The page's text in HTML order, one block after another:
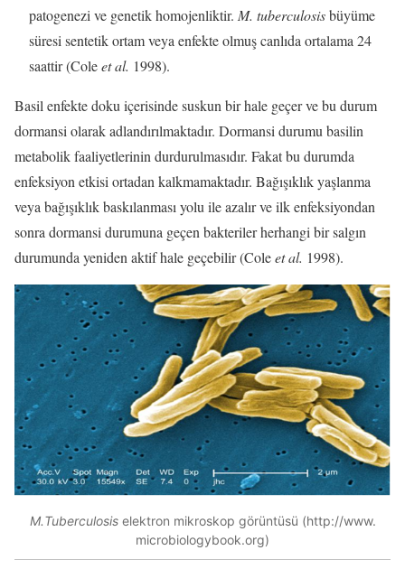
patogenezi ve genetik homojenliktir. M. tuberculosisbüyüme
süresi sentetik ortam veya enfekte olmuş canlıda ortalama 24
saattir (Coleet al. 1998).
Basil enfekte doku içerisinde suskun bir hale geçer ve bu durum
dormansi olarak adlandırılmaktadır. Dormansi durumu basilin
metabolik faaliyetlerinin durdurulmasıdır. Fakat bu durumda
enfeksiyon etkisi ortadan kalkmamaktadır. Bağışıklık yaşlanma
veya bağışıklık baskılanması yolu ile azalır ve ilk enfeksiyondan
sonra dormansi durumuna geçen bakteriler herhangi bir salgın
durumunda yeniden aktif hale geçebilir (Coleet al. 1998).
M.Tuberculosiselektron mikroskop görüntüsü (http://www.
microbiologybook.org)